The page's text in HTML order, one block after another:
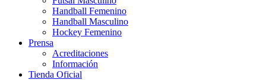
Handball Femenino
Handball Masculino
Hockey Femenino
Prensa
Acreditaciones
Información
Tienda Oficial